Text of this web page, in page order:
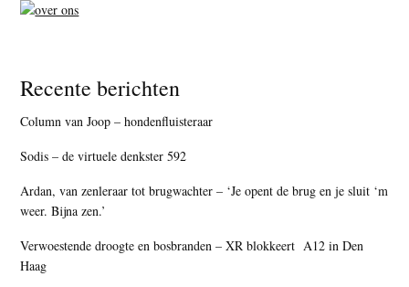
Recente berichten
Column van Joop – hondenfluisteraar
Sodis – de virtuele denkster 592
Ardan, van zenleraar tot brugwachter – ‘Je opent de brug en je sluit ‘m
weer. Bijna zen.’
Verwoestende droogte en bosbranden – XR blokkeert A12 in Den
Haag